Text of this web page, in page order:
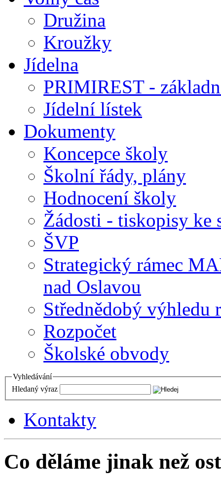
Družina
Kroužky
Jídelna
PRIMIREST -
Jídelní lístek
Dokumenty
Koncepce školy
Školní řády, plány
Hodnocení školy
Žádosti - tiskopisy ke
ŠVP
Strategický rámec
nad Oslavou
Střednědobý výhledu
Rozpočet
Školské obvody
Vyhledávání
Hledaný výraz
Kontakty
Co děláme jinak než